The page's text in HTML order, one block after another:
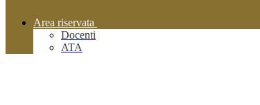
Area riservata
Docenti
ATA